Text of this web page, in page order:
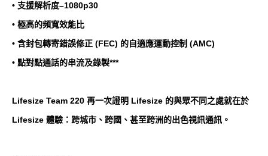
• 支援解析度–1080p30
• 極高的頻寬效能比
• 含封包轉寄錯誤修正 (FEC) 的自適應運動控制 (AMC)
• 點對點通話的串流及錄製***
Lifesize Team 220 再一次證明 Lifesize 的與眾不同之處就在於
Lifesize 體驗：跨城市、跨國、甚至跨洲的出色視訊通訊。